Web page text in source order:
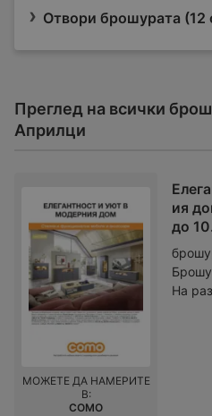
Отвори брошурата (12
Преглед на всички
Априлци
ия
до
На
МОЖЕТЕ ДА НАМЕРИТЕ
В:
COMO